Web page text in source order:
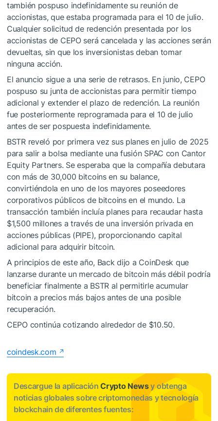
también pospuso indefinidamente su reunión de
accionistas, que estaba programada para el 10 de julio.
Cualquier solicitud de redención presentada por los
accionistas de CEPO será cancelada y las acciones serán
devueltas, sin que los inversionistas deban tomar
ninguna acción.
El anuncio sigue a una serie de retrasos. En junio, CEPO
pospuso su junta de accionistas para permitir tiempo
adicional y extender el plazo de redención. La reunión
fue posteriormente reprogramada para el 10 de julio
antes de ser pospuesta indefinidamente.
BSTR reveló por primera vez sus planes en julio de 2025
para salir a bolsa mediante una fusión SPAC con Cantor
Equity Partners. Se esperaba que la compañía debutara
con más de 30,000 bitcoins en su balance,
convirtiéndola en uno de los mayores poseedores
corporativos públicos de bitcoins en el mundo. La
transacción también incluía planes para recaudar hasta
$1,500 millones a través de una inversión privada en
acciones públicas (PIPE), proporcionando capital
adicional para adquirir bitcoin.
A principios de este año, Back dijo a CoinDesk que
lanzarse durante un mercado de bitcoin más débil podría
beneficiar finalmente a BSTR al permitirle acumular
bitcoin a precios más bajos antes de una posible
recuperación.
CEPO continúa cotizando alrededor de $10.50.
coindesk.com
Descargue la aplicaciónCrypto Newsy obtenga
noticias globales sobre criptomonedas y tecnología
blockchain de diferentes fuentes: